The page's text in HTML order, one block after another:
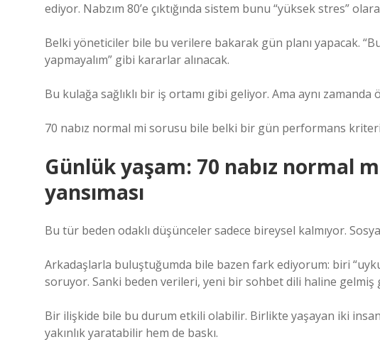
ediyor. Nabzım 80’e çıktığında sistem bunu “yüksek stres”
Belki yöneticiler bile bu verilere bakarak gün planı yapacak.
yapmayalım” gibi kararlar alınacak.
Bu kulağa sağlıklı bir iş ortamı gibi geliyor. Ama aynı zamanda
70 nabız normal mi sorusu bile belki bir gün performans
Günlük yaşam: 70 nabız normal
yansıması
Bu tür beden odaklı düşünceler sadece bireysel kalmıyor.
Arkadaşlarla buluştuğumda bile bazen fark ediyorum: biri
soruyor. Sanki beden verileri, yeni bir sohbet dili haline gelmiş
Bir ilişkide bile bu durum etkili olabilir. Birlikte yaşayan iki
yakınlık yaratabilir hem de baskı.